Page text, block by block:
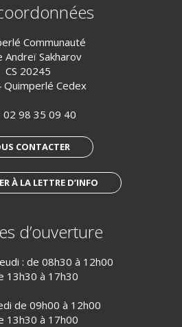
Communauté
Andreï Sakharov
CS 20245
Quimperlé Cedex
02 98 35 09 40
CONTACTER
À LA LETTRE D’INFO
d’ouverture
: de 08h30 à 12h00
13h30 à 17h30
de 09h00 à 12h00
13h30 à 17h00